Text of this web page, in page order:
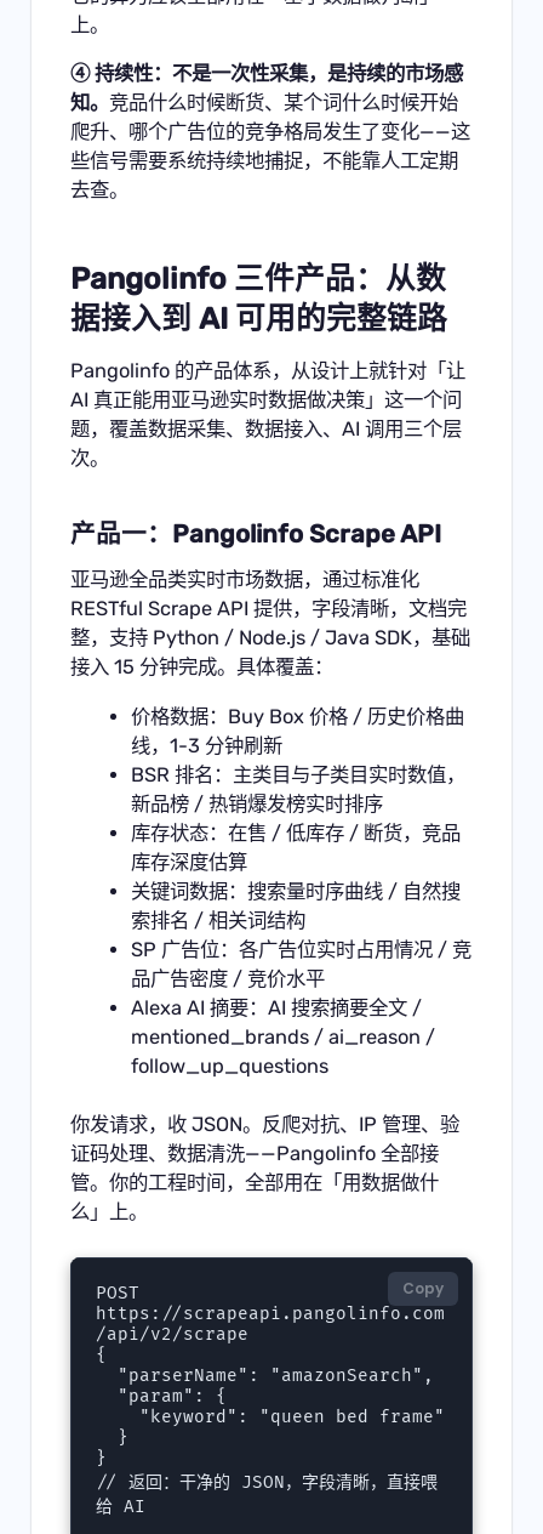
上。
④ 持续性：不是一次性采集，是持续的市场感
知。竞品什么时候断货、某个词什么时候开始
爬升、哪个广告位的竞争格局发生了变化——这
些信号需要系统持续地捕捉，不能靠人工定期
去查。
Pangolinfo 三件产品：从数
据接入到 AI 可用的完整链路
Pangolinfo 的产品体系，从设计上就针对「让
AI 真正能用亚马逊实时数据做决策」这一个问
题，覆盖数据采集、数据接入、AI 调用三个层
次。
产品一：Pangolinfo Scrape API
亚马逊全品类实时市场数据，通过标准化
RESTfulScrape API 提供，字段清晰，文档完
整，支持 Python / Node.js / Java SDK，基础
接入 15 分钟完成。具体覆盖：
价格数据：Buy Box 价格 / 历史价格曲
线，1-3 分钟刷新
BSR 排名：主类目与子类目实时数值，
新品榜 / 热销爆发榜实时排序
库存状态：在售 / 低库存 / 断货，竞品
库存深度估算
关键词数据：搜索量时序曲线 / 自然搜
索排名 / 相关词结构
SP 广告位：各广告位实时占用情况 / 竞
品广告密度 / 竞价水平
Alexa AI 摘要：AI 搜索摘要全文 /
mentioned_brands / ai_reason /
follow_up_questions
你发请求，收 JSON。反爬对抗、IP 管理、验
证码处理、数据清洗——Pangolinfo 全部接
管。你的工程时间，全部用在「用数据做什
么」上。
Copy
POST
https://scrapeapi.pangolinfo.com
/api/v2/scrape
{
}
// 返回：干净的 JSON，字段清晰，直接喂
给 AI